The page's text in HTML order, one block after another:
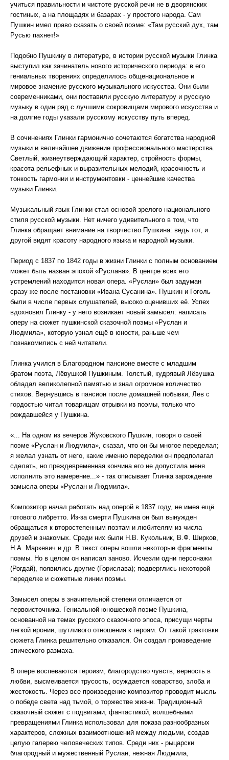
учиться правильности и чистоте русской речи не в дворянских
гостиных, а на площадях и базарах - у простого народа. Сам
Пушкин имел право сказать о своей поэме: «Там русский дух, там
Русью пахнет!»
Подобно Пушкину в литературе, в истории русской музыки Глинка
выступил как зачинатель нового исторического периода: в его
гениальных творениях определилось общенациональное и
мировое значение русского музыкального искусства. Они были
современниками, они поставили русскую литературу и русскую
музыку в один ряд с лучшими сокровищами мирового искусства и
на долгие годы указали русскому искусству путь вперед.
В сочинениях Глинки гармонично сочетаются богатства народной
музыки и величайшее движение профессионального мастерства.
Светлый, жизнеутверждающий характер, стройность формы,
красота рельефных и выразительных мелодий, красочность и
тонкость гармонии и инструментовки - ценнейшие качества
музыки Глинки.
Музыкальный язык Глинки стал основой зрелого национального
стиля русской музыки. Нет ничего удивительного в том, что
Глинка обращает внимание на творчество Пушкина: ведь тот, и
другой видят красоту народного языка и народной музыки.
Период с 1837 по 1842 годы в жизни Глинки с полным основанием
может быть назван эпохой «Руслана». В центре всех его
устремлений находится новая опера. «Руслан» был задуман
сразу же после постановки «Ивана Сусанина». Пушкин и Гоголь
были в числе первых слушателей, высоко оценивших её. Успех
вдохновил Глинку - у него возникает новый замысел: написать
оперу на сюжет пушкинской сказочной поэмы «Руслан и
Людмила», которую узнал ещё в юности, раньше чем
познакомились с ней читатели.
Глинка учился в Благородном пансионе вместе с младшим
братом поэта, Лёвушкой Пушкиным. Толстый, кудрявый Лёвушка
обладал великолепной памятью и знал огромное количество
стихов. Вернувшись в пансион после домашней побывки, Лев с
гордостью читал товарищам отрывки из поэмы, только что
рождавшейся у Пушкина.
«... На одном из вечеров Жуковского Пушкин, говоря о своей
поэме «Руслан и Людмила», сказал, что он бы многое переделал;
я желал узнать от него, какие именно переделки он предполагал
сделать, но преждевременная кончина его не допустила меня
исполнить это намерение...» - так описывает Глинка зарождение
замысла оперы «Руслан и Людмила».
Композитор начал работать над оперой в 1837 году, не имея ещё
готового либретто. Из-за смерти Пушкина он был вынужден
обращаться к второстепенным поэтам и любителям из числа
друзей и знакомых. Среди них были Н.В. Кукольник, В.Ф. Ширков,
Н.А. Маркевич и др. В текст оперы вошли некоторые фрагменты
поэмы. Но в целом он написал заново. Исчезли одни персонажи
(Рогдай), появились другие (Горислава); подверглись некоторой
переделке и сюжетные линии поэмы.
Замысел оперы в значительной степени отличается от
первоисточника. Гениальной юношеской поэме Пушкина,
основанной на темах русского сказочного эпоса, присущи черты
легкой иронии, шутливого отношения к героям. От такой трактовки
сюжета Глинка решительно отказался. Он создал произведение
эпического размаха.
В опере воспеваются героизм, благородство чувств, верность в
любви, высмеивается трусость, осуждается коварство, злоба и
жестокость. Через все произведение композитор проводит мысль
о победе света над тьмой, о торжестве жизни. Традиционный
сказочный сюжет с подвигами, фантастикой, волшебными
превращениями Глинка использовал для показа разнообразных
характеров, сложных взаимоотношений между людьми, создав
целую галерею человеческих типов. Среди них - рыцарски
благородный и мужественный Руслан, нежная Людмила,